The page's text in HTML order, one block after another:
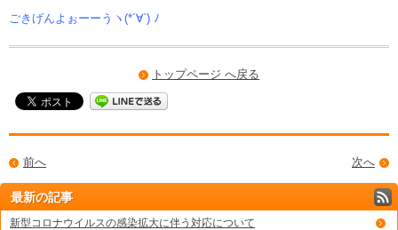
ごきげんよぉーーうヽ(*´∀`) ﾉ
トップページ へ戻る
次へ
前へ
最新の記事
新型コロナウイルスの感染拡大に伴う対応について